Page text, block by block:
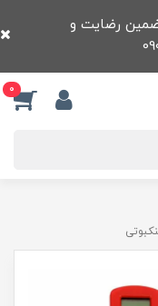
رضایت و
0